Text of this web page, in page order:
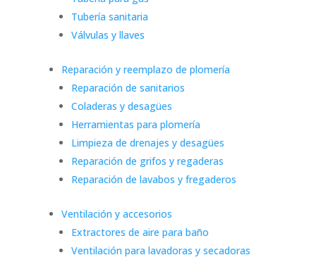
Tubería sanitaria
Válvulas y llaves
Reparación y reemplazo de plomería
Reparación de sanitarios
Coladeras y desagües
Herramientas para plomería
Limpieza de drenajes y desagües
Reparación de grifos y regaderas
Reparación de lavabos y fregaderos
Ventilación y accesorios
Extractores de aire para baño
Ventilación para lavadoras y secadoras